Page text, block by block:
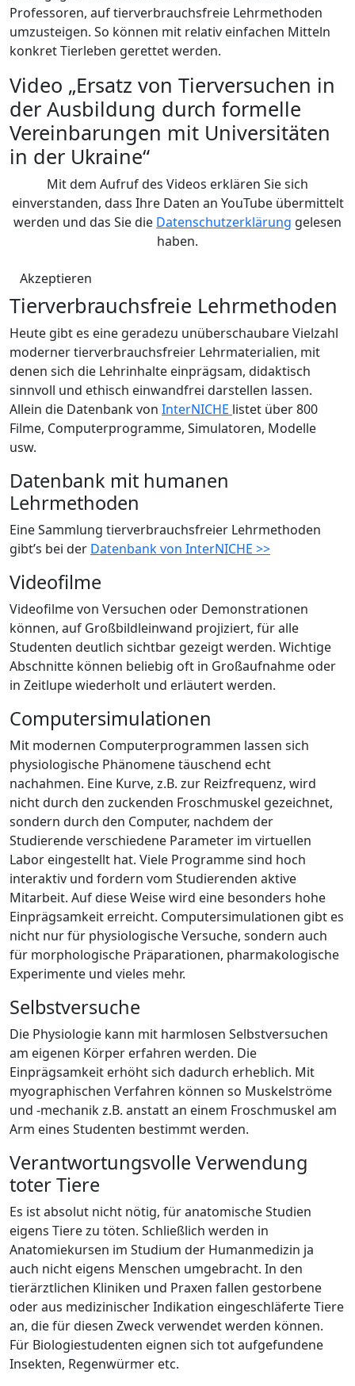
Professoren, auf tierverbrauchsfreie Lehrmethoden
umzusteigen. So können mit relativ einfachen Mitteln
konkret Tierleben gerettet werden.
Video „Ersatz von Tierversuchen in
der Ausbildung durch formelle
Vereinbarungen mit Universitäten
in der Ukraine“
Mit dem Aufruf des Videos erklären Sie sich
einverstanden, dass Ihre Daten an YouTube übermittelt
werden und das Sie die Datenschutzerklärung gelesen
haben.
Akzeptieren
Tierverbrauchsfreie Lehrmethoden
Heute gibt es eine geradezu unüberschaubare Vielzahl
moderner tierverbrauchsfreier Lehrmaterialien, mit
denen sich die Lehrinhalte einprägsam, didaktisch
sinnvoll und ethisch einwandfrei darstellen lassen.
Allein die Datenbank von InterNICHE listet über 800
Filme, Computerprogramme, Simulatoren, Modelle
usw.
Datenbank mit humanen
Lehrmethoden
Eine Sammlung tierverbrauchsfreier Lehrmethoden
gibt’s bei der Datenbank von InterNICHE >>
Videofilme
Videofilme von Versuchen oder Demonstrationen
können, auf Großbildleinwand projiziert, für alle
Studenten deutlich sichtbar gezeigt werden. Wichtige
Abschnitte können beliebig oft in Großaufnahme oder
in Zeitlupe wiederholt und erläutert werden.
Computersimulationen
Mit modernen Computerprogrammen lassen sich
physiologische Phänomene täuschend echt
nachahmen. Eine Kurve, z.B. zur Reizfrequenz, wird
nicht durch den zuckenden Froschmuskel gezeichnet,
sondern durch den Computer, nachdem der
Studierende verschiedene Parameter im virtuellen
Labor eingestellt hat. Viele Programme sind hoch
interaktiv und fordern vom Studierenden aktive
Mitarbeit. Auf diese Weise wird eine besonders hohe
Einprägsamkeit erreicht. Computersimulationen gibt es
nicht nur für physiologische Versuche, sondern auch
für morphologische Präparationen, pharmakologische
Experimente und vieles mehr.
Selbstversuche
Die Physiologie kann mit harmlosen Selbstversuchen
am eigenen Körper erfahren werden. Die
Einprägsamkeit erhöht sich dadurch erheblich. Mit
myographischen Verfahren können so Muskelströme
und -mechanik z.B. anstatt an einem Froschmuskel am
Arm eines Studenten bestimmt werden.
Verantwortungsvolle Verwendung
toter Tiere
Es ist absolut nicht nötig, für anatomische Studien
eigens Tiere zu töten. Schließlich werden in
Anatomiekursen im Studium der Humanmedizin ja
auch nicht eigens Menschen umgebracht. In den
tierärztlichen Kliniken und Praxen fallen gestorbene
oder aus medizinischer Indikation eingeschläferte Tiere
an, die für diesen Zweck verwendet werden können.
Für Biologiestudenten eignen sich tot aufgefundene
Insekten, Regenwürmer etc.